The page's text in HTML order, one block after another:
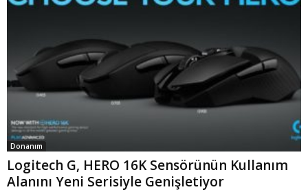
Donanım
Logitech G, HERO 16K Sensörünün Kullanım
Alanını Yeni Serisiyle Genişletiyor